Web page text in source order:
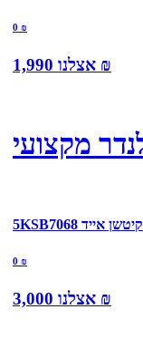
0 ₪
אצלנו 1,990 ₪
5KSB7068 קיטשן אייד
0 ₪
אצלנו 3,000 ₪